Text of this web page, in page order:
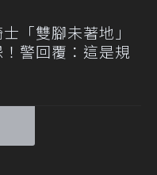
「雙腳未著地」
警回覆：這是規